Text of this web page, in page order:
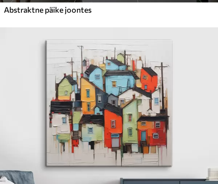
Abstraktne päike joontes